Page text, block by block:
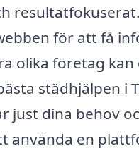
för att få
olika företag kan
städhjälpen i
just dina behov
använda en